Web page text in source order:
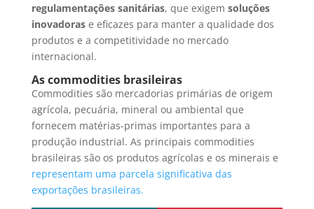
regulamentações sanitárias, que exigem soluções
inovadoras e eficazes para manter a qualidade dos
produtos e a competitividade no mercado
internacional.
As commodities brasileiras
Commodities são mercadorias primárias de origem
agrícola, pecuária, mineral ou ambiental que
fornecem matérias-primas importantes para a
produção industrial. As principais commodities
brasileiras são os produtos agrícolas e os minerais e
representam uma parcela significativa das
exportações brasileiras.